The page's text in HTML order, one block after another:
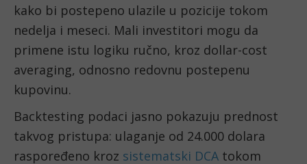
kako bi postepeno ulazile u pozicije tokom
nedelja i meseci. Mali investitori mogu da
primene istu logiku ručno, kroz dollar-cost
averaging, odnosno redovnu postepenu
kupovinu.
Backtesting podaci jasno pokazuju prednost
takvog pristupa: ulaganje od 24.000 dolara
raspoređeno kroz sistematski DCA tokom